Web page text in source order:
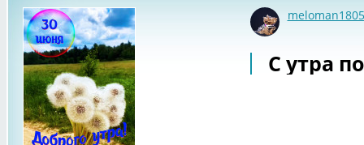
meloman1805
С утра